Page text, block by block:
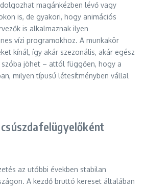
magánkézben lévő vagy
is, de gyakori, hogy animációs
is alkalmaznak ilyen
vízi programokhoz. A munkakör
kínál, így akár szezonális, akár egész
jöhet – attól függően, hogy a
milyen típusú létesítményben vállal
az utóbbi években stabilan
A kezdő bruttó kereset általában